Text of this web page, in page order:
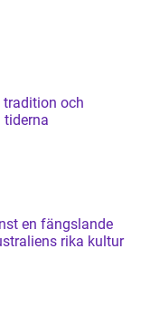
tradition och
tiderna
rika kultur